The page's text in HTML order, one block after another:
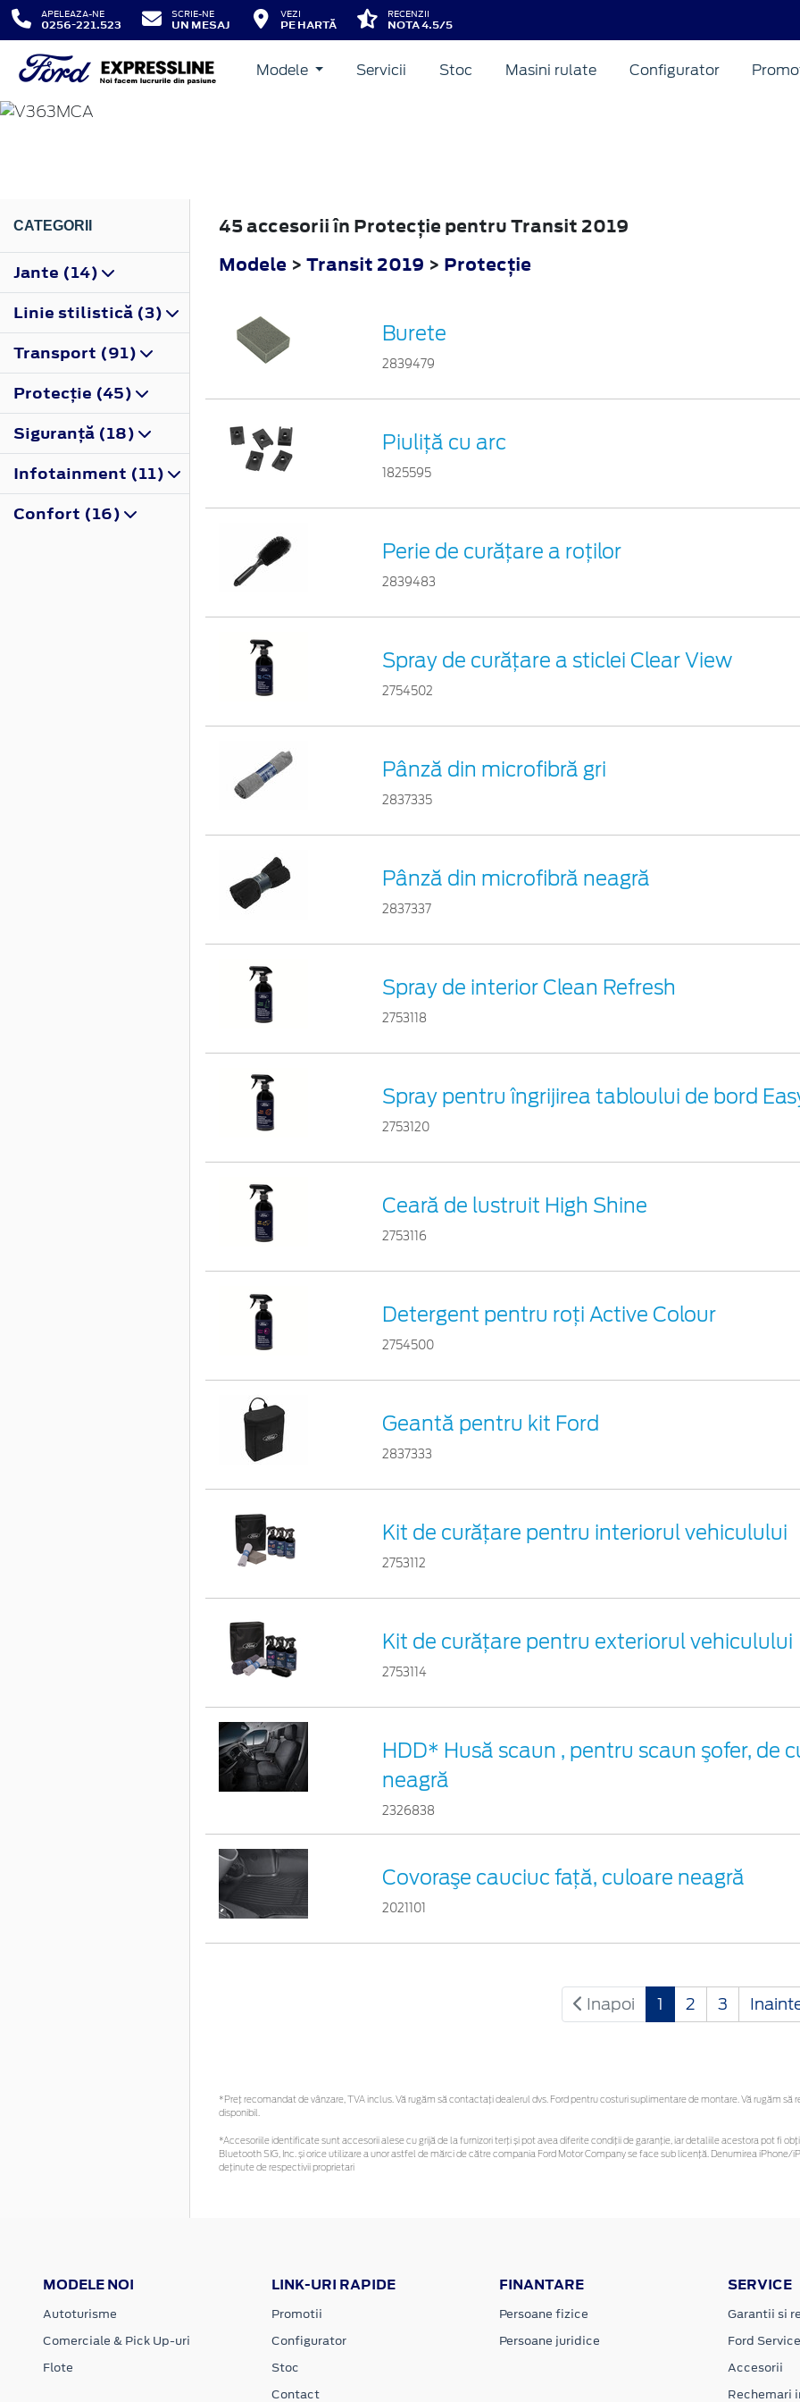
APELEAZA-NE
0256-221.523
SCRIE-NE
UN MESAJ
VEZI
PE HARTĂ
RECENZII
NOTA 4.5/5
Modele Servicii Stoc Masini rulate Configurator
TRANSIT
CATEGORII
Jante (14)
Linie stilistică (3)
Transport (91)
Protecţie (45)
Siguranţă (18)
Infotainment (11)
Confort (16)
45 accesorii în Protecţie pentru Transit 2019
Modele > Transit 2019 > Protecţie
Burete
2839479
Piuliță cu arc
1825595
Perie de curățare a roților
2839483
Spray de curățare a sticlei Clear View
2754502
Pânză din microfibră gri
2837335
Pânză din microfibră neagră
2837337
Spray de interior Clean Refresh
2753118
Spray pentru îngrijirea tabloului de bord
2753120
Ceară de lustruit High Shine
2753116
Detergent pentru roți Active Colour
2754500
Geantă pentru kit Ford
2837333
Kit de curățare pentru interiorul vehiculului
2753112
Kit de curățare pentru exteriorul vehiculului
2753114
HDD* Husă scaun , pentru scaun şofer, de
neagră
2326838
Covoraşe cauciuc faţă, culoare neagră
2021101
Inapoi 1 2 3
*Preţ recomandat de vânzare, TVA inclus. Vă rugăm să contactaţi dealerul dvs. Ford pentru costuri suplimentare de montare. Vă rugăm
disponibil.
*Accesoriile identificate sunt accesorii alese cu grijă de la furnizori terți și pot avea diferite condiții de garanție, iar detaliile acestora pot fi
Bluetooth SIG, Inc. și orice utilizare a unor astfel de mărci de către compania Ford Motor Company se face sub licență. Denumirea
deținute de respectivii proprietari
MODELE NOI
Autoturisme
Comerciale & Pick Up-uri
Flote
LINK-URI RAPIDE
Promotii
Configurator
Stoc
Contact
FINANTARE
Persoane fizice
Persoane juridice
SERVICE
Garantii si
Ford
Accesorii
Rechemari